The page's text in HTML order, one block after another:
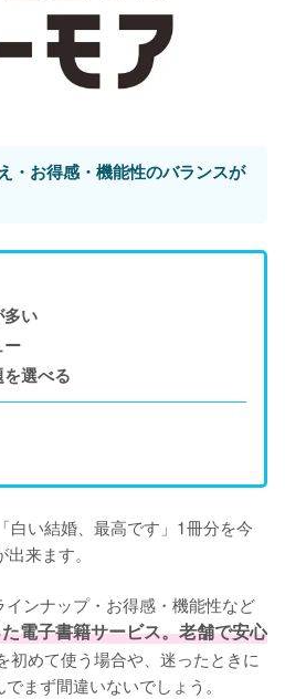
・お得感・機能性のバランスが
い
ー
選べる
白い結婚、最高です」1冊分を今
来ます。
ンナップ・お得感・機能性など
電子書籍サービス。老舗で安心
初めて使う場合や、迷ったときに
まず間違いないでしょう。